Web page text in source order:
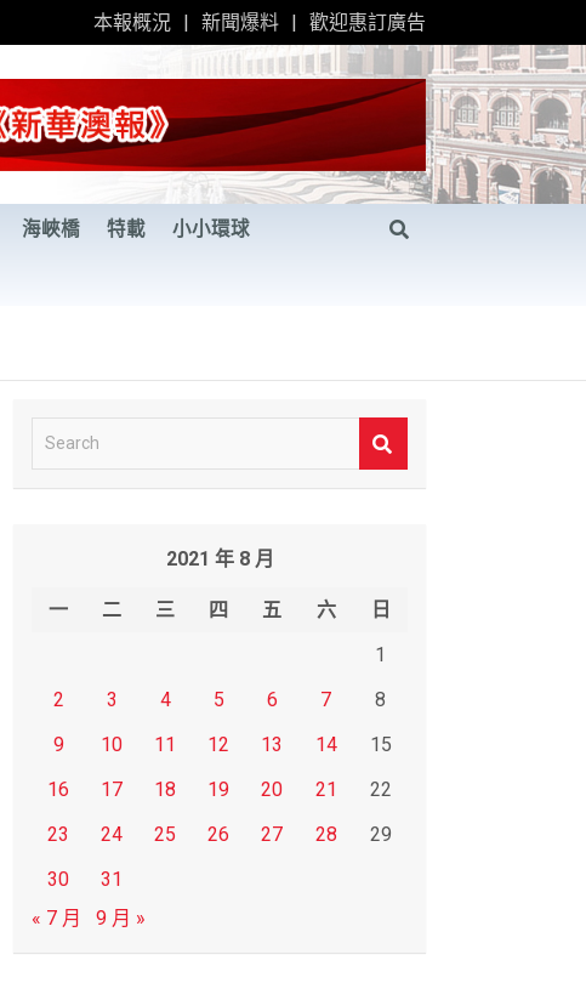
本報概況 新聞爆料 歡迎惠訂廣告
海峽橋 特載 小小環球
e
2021 年 8 月
一 二 三 四 五 六
日
1
2
3 4 5 6 7
8
9
10 11 12 13 14
15
16
17 18 19 20 21
22
23
24 25 26 27 28
29
30
31
« 7 月
9 月 »